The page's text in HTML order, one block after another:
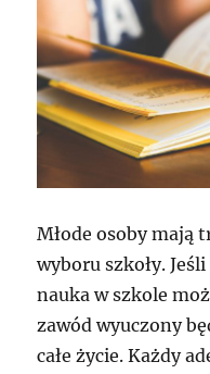
Młode osoby mają
wyboru szkoły.
nauka w szkole
zawód wyuczony
całe życie. Każdy